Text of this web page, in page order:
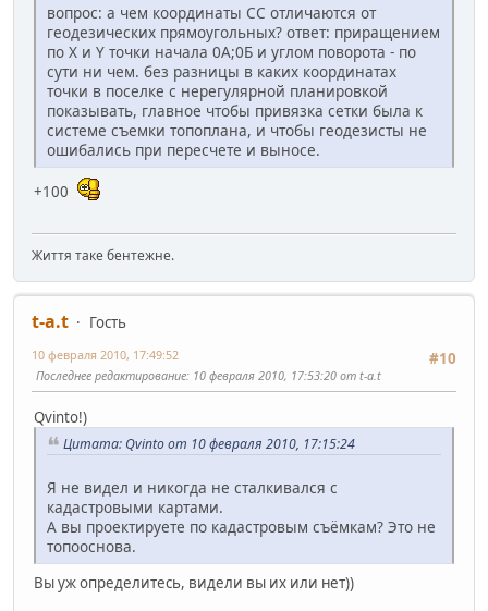
вопрос: а чем координаты СС отличаются от
геодезических прямоугольных? ответ: приращением
по X и Y точки начала 0А;0Б и углом поворота - по
сути ни чем. без разницы в каких координатах
точки в поселке с нерегулярной планировкой
показывать, главное чтобы привязка сетки была к
системе съемки топоплана, и чтобы геодезисты не
ошибались при пересчете и выносе.
+100
Життя таке бентежне.
t-a.t
Гость
#10
10 февраля 2010, 17:49:52
Последнее редактирование: 10 февраля 2010, 17:53:20 от t-a.t
Qvinto!)
Цитата: Qvinto от 10 февраля 2010, 17:15:24
Я не видел и никогда не сталкивался с
кадастровыми картами.
А вы проектируете по кадастровым съёмкам? Это не
топооснова.
Вы уж определитесь, видели вы их или нет))